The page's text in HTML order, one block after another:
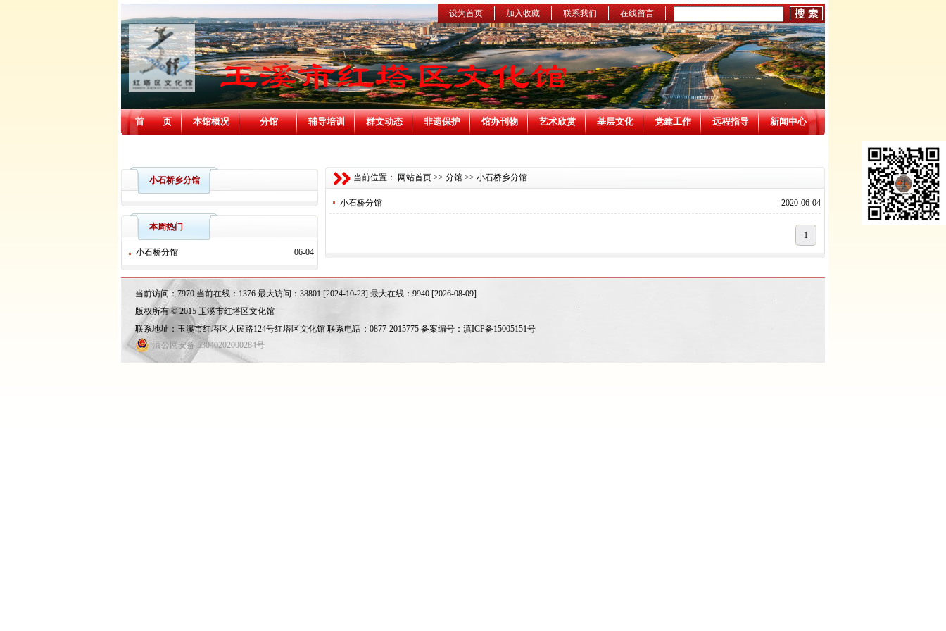
设为首页 加入收藏 联系我们 在线留言
首 页 本馆概况 分馆 辅导培训 群文动态 非遗保护 馆办刊物 艺术欣赏 基层文化 党建工作 远程指导 新闻中心
小石桥乡分馆
本周热门
小石桥分馆 06-04
当前位置： 网站首页 >> 分馆 >> 小石桥乡分馆
小石桥分馆 2020-06-04
1
当前访问：7970 当前在线：1376 最大访问：38801 [2024-10-23] 最大在线：9940 [2026-08-09]
版权所有 © 2015 玉溪市红塔区文化馆
联系地址：玉溪市红塔区人民路124号红塔区文化馆 联系电话：0877-2015775 备案编号： 滇ICP备15005151号
滇公网安备 53040202000284号